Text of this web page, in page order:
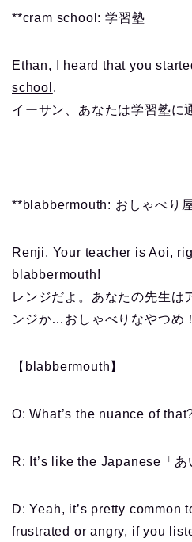
**cram school: 学習塾
Ethan, I heard that you
school .
イーサン、あなたは学習塾に
**blabbermouth: おしゃべり
Renji. Your teacher is Aoi,
blabbermouth!
レンジだよ。あなたの先生は
ンジか…おしゃべりなやつめ！
【blabbermouth】
O: What’s the nuance of
R: It’s like the Japanese「あ
D: Yeah, it’s pretty common
frustrated or angry, if you